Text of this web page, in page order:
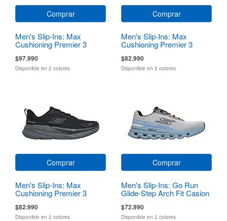
Comprar
Men's Slip-Ins: Max
Cushioning Premier 3
$97.990
Disponible en 2 colores
Comprar
Men's Slip-Ins: Max
Cushioning Premier 3
$82.990
Disponible en 2 colores
Comprar
Men's Slip-Ins: Max
Cushioning Premier 3
$82.990
Disponible en 2 colores
Comprar
Men's Slip-Ins: Go Run
Glide-Step Arch Fit Casion
$72.990
Disponible en 2 colores